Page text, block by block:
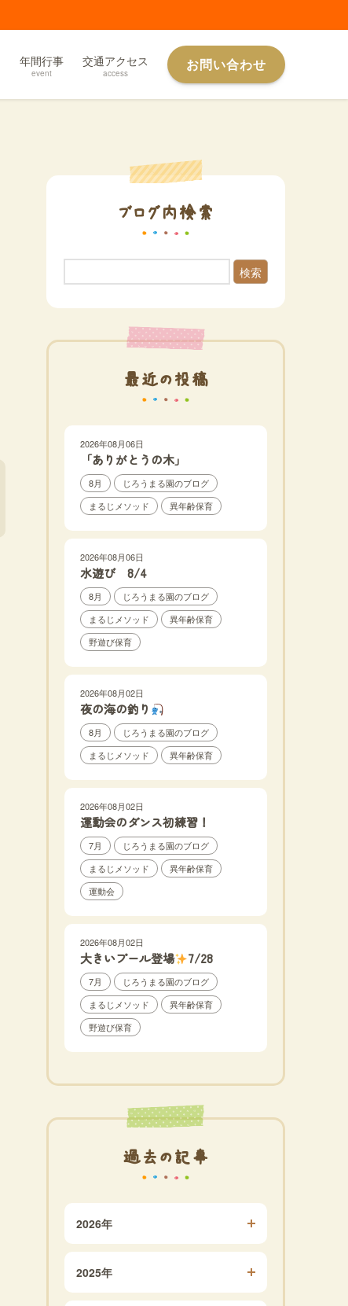
年間行事
event
交通アクセス
access お問い合わせ
ブログ内検索
検索
最近の投稿
2026年08月06日
「ありがとうの木」
8月
じろうまる園のブログ
まるじメソッド
異年齢保育
2026年08月06日
水遊び 8/4
8月
じろうまる園のブログ
まるじメソッド
異年齢保育
野遊び保育
2026年08月02日
夜の海の釣り
8月
じろうまる園のブログ
まるじメソッド
異年齢保育
2026年08月02日
運動会のダンス初練習！
7月
じろうまる園のブログ
まるじメソッド
異年齢保育
運動会
2026年08月02日
大きいプール登場 7/28
7月
じろうまる園のブログ
まるじメソッド
異年齢保育
野遊び保育
過去の記事
2026年
2025年